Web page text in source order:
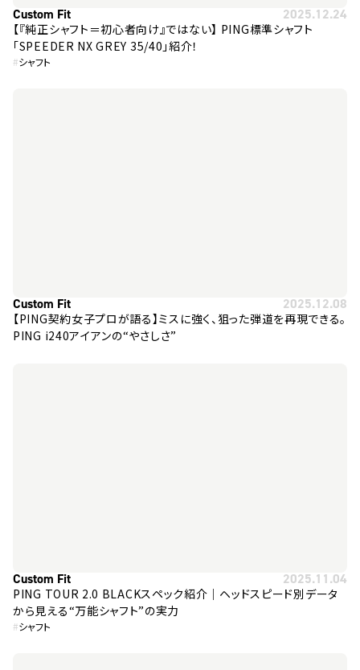
Custom Fit 2025.12.24
【『純正シャフト＝初心者向け』ではない】 PING標準シャフト
「SPEEDER NX GREY 35/40」紹介！
#シャフト
Custom Fit 2025.12.08
【PING契約女子プロが語る】ミスに強く、狙った弾道を再現できる。
PING i240アイアンの“やさしさ”
Custom Fit 2025.11.04
PING TOUR 2.0 BLACKスペック紹介｜ヘッドスピード別データ
から見える“万能シャフト”の実力
#シャフト